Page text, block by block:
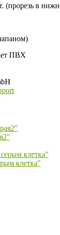
(прорезь в
ПВХ
клетка"